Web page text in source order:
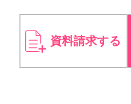
資料請求する